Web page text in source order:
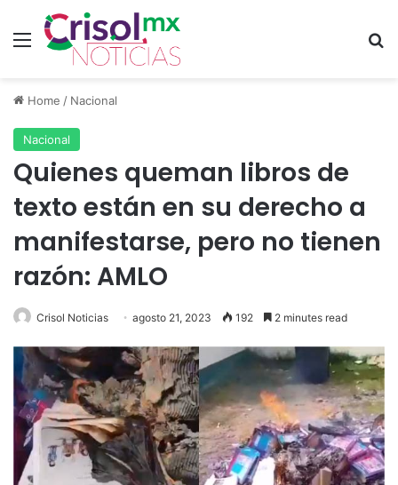
Menu
Home / Nacional
Nacional
Quienes queman libros de
texto están en su derecho a
manifestarse, pero no tienen
razón: AMLO
Crisol Noticias agosto 21, 2023 192 2 minutes read